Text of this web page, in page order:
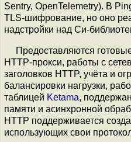
Sentry, OpenTelemetry). В
TLS-шифрование, но оно
надстройки над Си-
Предоставляются
HTTP-прокси, работы с
заголовков HTTP, учёта и
балансировки нагрузки,
таблицей Ketama,
памяти и асинхронной
HTTP поддерживается
использующих свои